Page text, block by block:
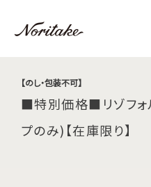
【のし・包装不可】
■特別価格■リゾフォ
プのみ)【在庫限り】